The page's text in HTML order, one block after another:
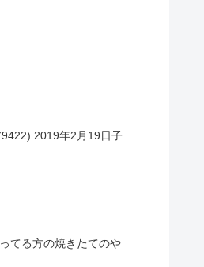
2019年2月19日子
てる方の焼きたてのや